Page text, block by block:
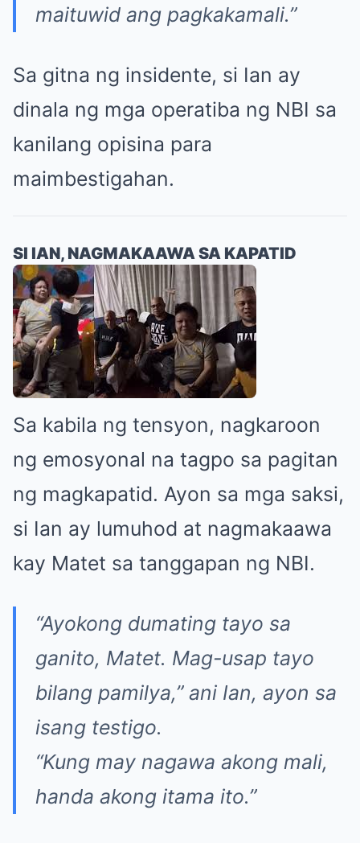
maituwid ang pagkakamali.”
Sa gitna ng insidente, si Ian ay
dinala ng mga operatiba ng NBI sa
kanilang opisina para
maimbestigahan.
SI IAN, NAGMAKAAWA SA KAPATID
Sa kabila ng tensyon, nagkaroon
ng emosyonal na tagpo sa pagitan
ng magkapatid. Ayon sa mga saksi,
si Ian ay lumuhod at nagmakaawa
kay Matet sa tanggapan ng NBI.
“Ayokong dumating tayo sa
ganito, Matet. Mag-usap tayo
bilang pamilya,”ani Ian, ayon sa
isang testigo.
“Kung may nagawa akong mali,
handa akong itama ito.”